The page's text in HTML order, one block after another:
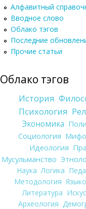
Алфавитный
Вводное слово
Облако тэгов
Последние
Прочие статьи
Облако тэгов
История
Психология
Экономика
Социология
Идеология
Мусульманство
Наука Логика
Методология
Литература
Археология